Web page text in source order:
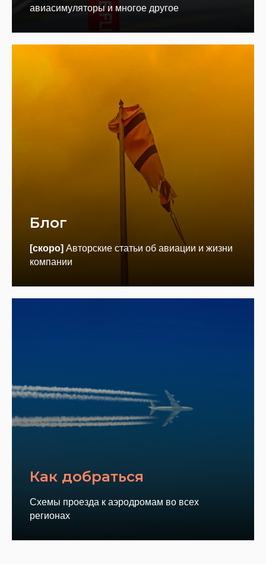
авиасимуляторы и многое другое
Блог
[скоро] Авторские статьи об авиации и жизни
компании
Как добраться
Схемы проезда к аэродромам во всех
регионах